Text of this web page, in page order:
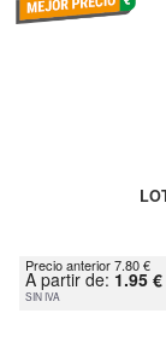
Precio anterior 7.80 €
A partir de: 1.95 €
SIN IVA